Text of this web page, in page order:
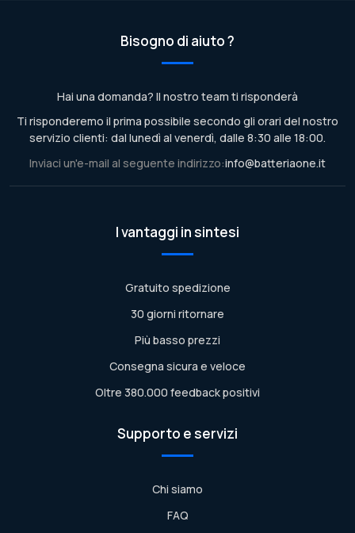
Bisogno di aiuto ?
Hai una domanda? Il nostro team ti risponderà
Ti risponderemo il prima possibile secondo gli orari del nostro
servizio clienti: dal lunedì al venerdì, dalle 8:30 alle 18:00.
Inviaci un'e-mail al seguente indirizzo:info@batteriaone.it
I vantaggi in sintesi
Gratuito spedizione
30 giorni ritornare
Più basso prezzi
Consegna sicura e veloce
Oltre 380.000 feedback positivi
Supporto e servizi
Chi siamo
FAQ